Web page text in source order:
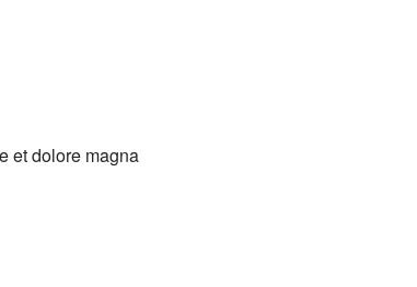
et dolore magna